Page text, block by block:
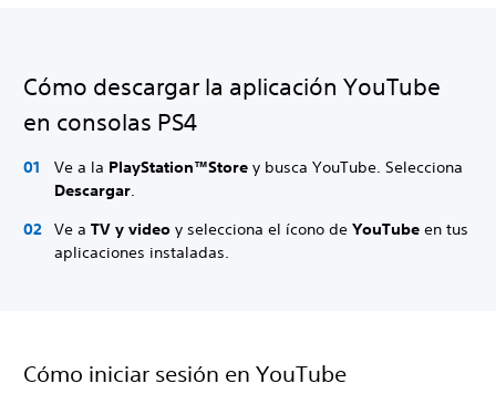
Cómo descargar la aplicación YouTube
en consolas PS4
Ve a la PlayStation™Store y busca YouTube. Selecciona
Descargar
Ve a TV y video y selecciona el ícono de YouTube en tus
aplicaciones instaladas.
Cómo iniciar sesión en YouTube